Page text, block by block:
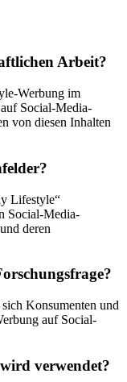
Arbeit?
Werbung im
Social-Media-
von diesen Inhalten
Lifestyle“
Social-Media-
deren
Konsumenten und
auf Social-
verwendet?